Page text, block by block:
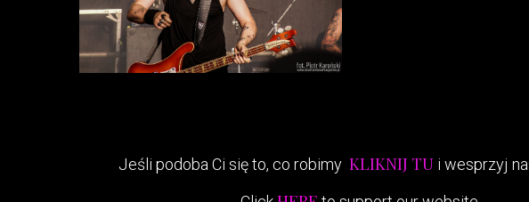
Jeśli podoba Ci się to, co robimy KLIKNIJ TU i wesprzyj